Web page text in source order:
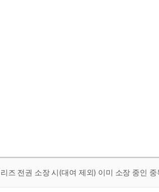
즈 전권 소장 시(대여 제외) 이미 소장 중인